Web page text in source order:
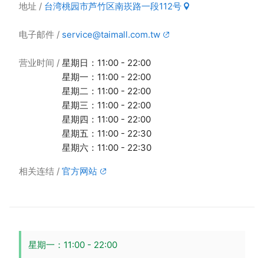
地址 台湾桃园市芦竹区南崁路一段112号
电子邮件 service@taimall.com.tw
营业时间
星期日：11:00 - 22:00
星期一：11:00 - 22:00
星期二：11:00 - 22:00
星期三：11:00 - 22:00
星期四：11:00 - 22:00
星期五：11:00 - 22:30
星期六：11:00 - 22:30
相关连结 官方网站
星期一：11:00 - 22:00